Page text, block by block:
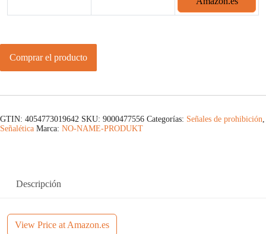
Comprar el producto
GTIN: 4054773019642 SKU: 9000477556 Categorías: Señales de prohibición,
Señalética Marca: NO-NAME-PRODUKT
Descripción
View Price at Amazon.es